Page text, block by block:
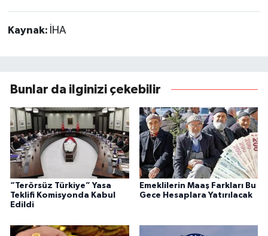
Kaynak: İHA
Bunlar da ilginizi çekebilir
“Terörsüz Türkiye” Yasa
Teklifi Komisyonda Kabul
Edildi
Emeklilerin Maaş Farkları Bu
Gece Hesaplara Yatırılacak